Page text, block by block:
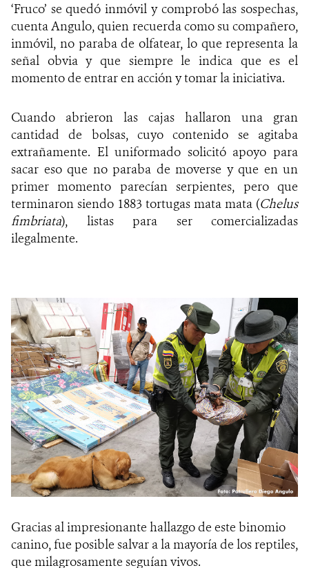
‘Fruco’ se quedó inmóvil y comprobó las sospechas,
cuenta Angulo, quien recuerda como su compañero,
inmóvil, no paraba de olfatear, lo que representa la
señal obvia y que siempre le indica que es el
momento de entrar en acción y tomar la iniciativa.
Cuando abrieron las cajas hallaron una gran
cantidad de bolsas, cuyo contenido se agitaba
extrañamente. El uniformado solicitó apoyo para
sacar eso que no paraba de moverse y que en un
primer momento parecían serpientes, pero que
terminaron siendo 1883 tortugas mata mata (Chelus
fimbriata), listas para ser comercializadas
ilegalmente.
Gracias al impresionante hallazgo de este binomio
canino, fue posible salvar a la mayoría de los reptiles,
que milagrosamente seguían vivos.